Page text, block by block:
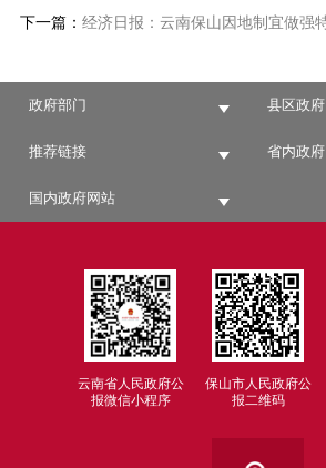
下一篇： 经济日报：云南保山因地制宜做强
政府部门 县区政府
推荐链接 省内政
国内政府网站
云南省人民政府公
报微信小程序
保山市人民政府公
报二维码